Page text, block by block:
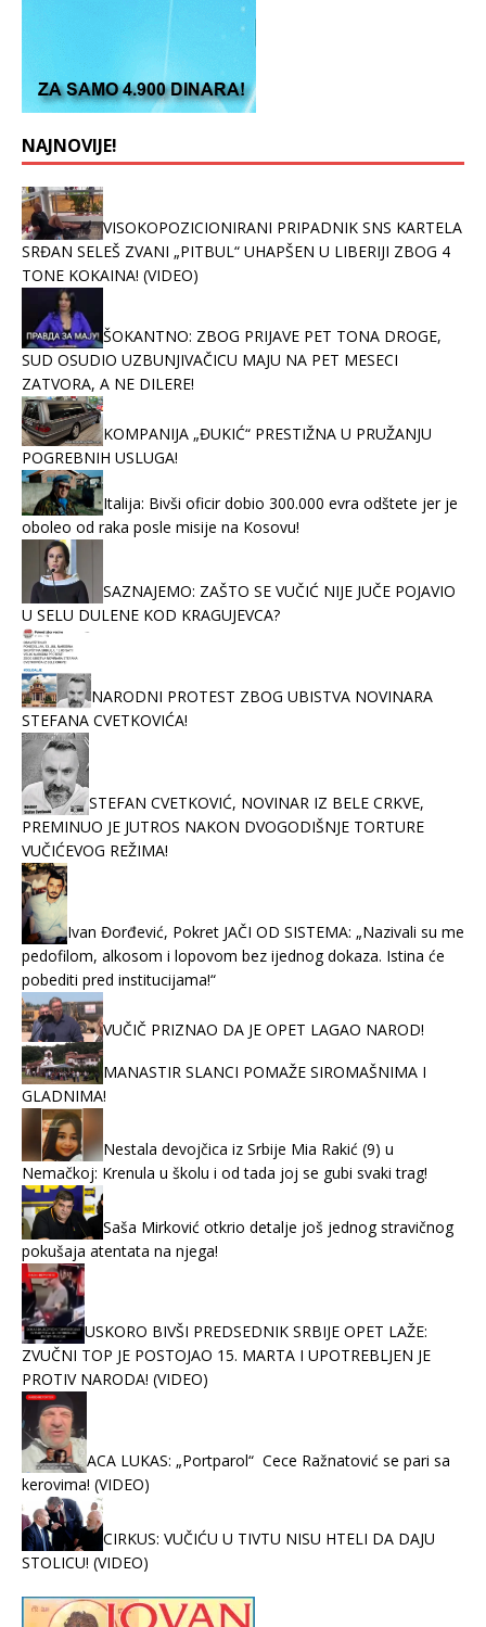
NAJNOVIJE!
VISOKOPOZICIONIRANI PRIPADNIK SNS KARTELA
SRĐAN SELEŠ ZVANI „PITBUL“ UHAPŠEN U LIBERIJI ZBOG 4
TONE KOKAINA! (VIDEO)
ŠOKANTNO: ZBOG PRIJAVE PET TONA DROGE,
SUD OSUDIO UZBUNJIVAČICU MAJU NA PET MESECI
ZATVORA, A NE DILERE!
KOMPANIJA „ĐUKIĆ“ PRESTIŽNA U PRUŽANJU
POGREBNIH USLUGA!
Italija: Bivši oficir dobio 300.000 evra odštete jer je
oboleo od raka posle misije na Kosovu!
SAZNAJEMO: ZAŠTO SE VUČIĆ NIJE JUČE POJAVIO
U SELU DULENE KOD KRAGUJEVCA?
NARODNI PROTEST ZBOG UBISTVA NOVINARA
STEFANA CVETKOVIĆA!
STEFAN CVETKOVIĆ, NOVINAR IZ BELE CRKVE,
PREMINUO JE JUTROS NAKON DVOGODIŠNJE TORTURE
VUČIĆEVOG REŽIMA!
Ivan Đorđević, Pokret JAČI OD SISTEMA: „Nazivali su me
pedofilom, alkosom i lopovom bez ijednog dokaza. Istina će
pobediti pred institucijama!“
VUČIČ PRIZNAO DA JE OPET LAGAO NAROD!
MANASTIR SLANCI POMAŽE SIROMAŠNIMA I
GLADNIMA!
Nestala devojčica iz Srbije Mia Rakić (9) u
Nemačkoj: Krenula u školu i od tada joj se gubi svaki trag!
Saša Mirković otkrio detalje još jednog stravičnog
pokušaja atentata na njega!
USKORO BIVŠI PREDSEDNIK SRBIJE OPET LAŽE:
ZVUČNI TOP JE POSTOJAO 15. MARTA I UPOTREBLJEN JE
PROTIV NARODA! (VIDEO)
ACA LUKAS: „Portparol“ Cece Ražnatović se pari sa
kerovima! (VIDEO)
CIRKUS: VUČIĆU U TIVTU NISU HTELI DA DAJU
STOLICU! (VIDEO)